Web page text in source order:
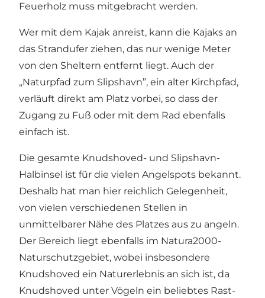
Feuerholz muss mitgebracht werden.
Wer mit dem Kajak anreist, kann die Kajaks an
das Strandufer ziehen, das nur wenige Meter
von den Sheltern entfernt liegt. Auch der
„Naturpfad zum Slipshavn”, ein alter Kirchpfad,
verläuft direkt am Platz vorbei, so dass der
Zugang zu Fuß oder mit dem Rad ebenfalls
einfach ist.
Die gesamte Knudshoved- und Slipshavn-
Halbinsel ist für die vielen Angelspots bekannt.
Deshalb hat man hier reichlich Gelegenheit,
von vielen verschiedenen Stellen in
unmittelbarer Nähe des Platzes aus zu angeln.
Der Bereich liegt ebenfalls im Natura2000-
Naturschutzgebiet, wobei insbesondere
Knudshoved ein Naturerlebnis an sich ist, da
Knudshoved unter Vögeln ein beliebtes Rast-